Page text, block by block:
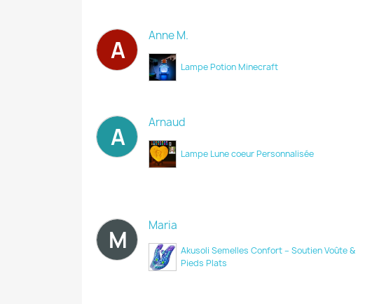
A
Anne M.
Lampe Potion Minecraft
A
Arnaud
Lampe Lune coeur Personnalisée
M
Maria
Akusoli Semelles Confort – Soutien Voûte &
Pieds Plats